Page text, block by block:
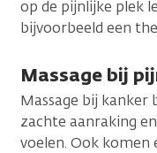
op de pijnlijke plek
bijvoorbeeld een
Massage bij
Massage bij kanker
zachte aanraking
voelen. Ook